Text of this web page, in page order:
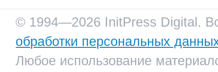
© 1994—2026 InitPress Digital.
обработки персональных
Любое использование